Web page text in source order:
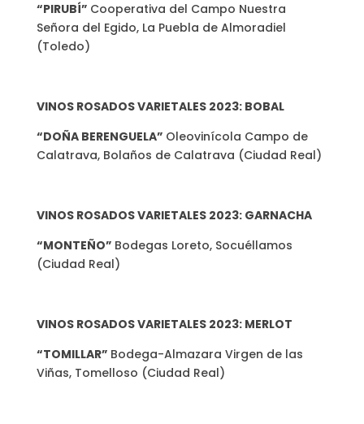
“PIRUBÍ” Cooperativa del Campo Nuestra
Señora del Egido, La Puebla de Almoradiel
(Toledo)
VINOS ROSADOS VARIETALES 2023: BOBAL
“DOÑA BERENGUELA” Oleovinícola Campo de
Calatrava, Bolaños de Calatrava (Ciudad Real)
VINOS ROSADOS VARIETALES 2023: GARNACHA
“MONTEÑO” Bodegas Loreto, Socuéllamos
(Ciudad Real)
VINOS ROSADOS VARIETALES 2023: MERLOT
“TOMILLAR” Bodega-Almazara Virgen de las
Viñas, Tomelloso (Ciudad Real)